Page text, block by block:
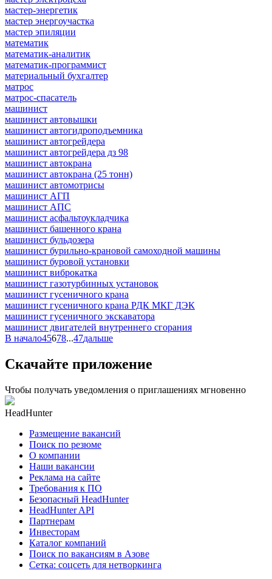
мастер-энергетик
мастер энергоучастка
мастер эпиляции
математик
математик-аналитик
математик-программист
материальный бухгалтер
матрос
матрос-спасатель
машинист
машинист автовышки
машинист автогидроподъемника
машинист автогрейдера
машинист автогрейдера дз 98
машинист автокрана
машинист автокрана (25 тонн)
машинист автомотрисы
машинист АГП
машинист АПС
машинист асфальтоукладчика
машинист башенного крана
машинист бульдозера
машинист бурильно-крановой самоходной машины
машинист буровой установки
машинист виброкатка
машинист газотурбинных установок
машинист гусеничного крана
машинист гусеничного крана РДК МКГ ДЭК
машинист гусеничного экскаватора
машинист двигателей внутреннего сгорания
В начало45678...47дальше
Скачайте приложение
Чтобы получать уведомления о приглашениях мгновенно
HeadHunter
Размещение вакансий
Поиск по резюме
О компании
Наши вакансии
Реклама на сайте
Требования к ПО
Безопасный HeadHunter
HeadHunter API
Партнерам
Инвесторам
Каталог компаний
Поиск по вакансиям в Азове
Сетка: соцсеть для нетворкинга